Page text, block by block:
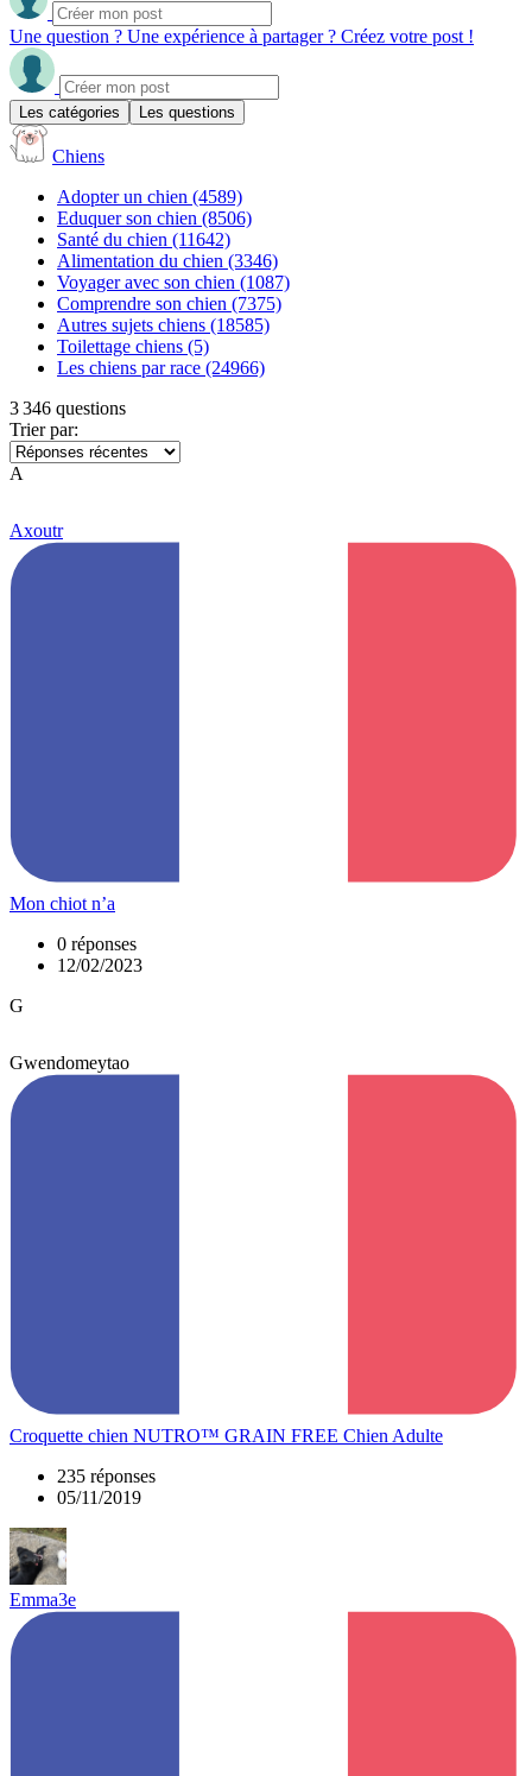
Une question ? Une expérience à partager ? Créez votre post !
Les catégories Les questions
Chiens
Adopter un chien (4589)
Eduquer son chien (8506)
Santé du chien (11642)
Alimentation du chien (3346)
Voyager avec son chien (1087)
Comprendre son chien (7375)
Autres sujets chiens (18585)
Toilettage chiens (5)
Les chiens par race (24966)
3 346 questions
Trier par:
A
Axoutr
Mon chiot n’a
0 réponses
12/02/2023
G
Gwendomeytao
Croquette chien NUTRO™ GRAIN FREE Chien Adulte
235 réponses
05/11/2019
Emma3e